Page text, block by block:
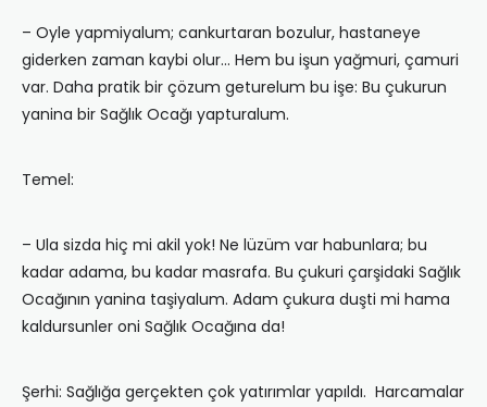
– Oyle yapmiyalum; cankurtaran bozulur, hastaneye
giderken zaman kaybi olur… Hem bu işun yağmuri, çamuri
var. Daha pratik bir çözum geturelum bu işe: Bu çukurun
yanina bir Sağlık Ocağı yapturalum.
Temel:
– Ula sizda hiç mi akil yok! Ne lüzüm var habunlara; bu
kadar adama, bu kadar masrafa. Bu çukuri çarşidaki Sağlık
Ocağının yanina taşiyalum. Adam çukura duşti mi hama
kaldursunler oni Sağlık Ocağına da!
Şerhi: Sağlığa gerçekten çok yatırımlar yapıldı. Harcamalar